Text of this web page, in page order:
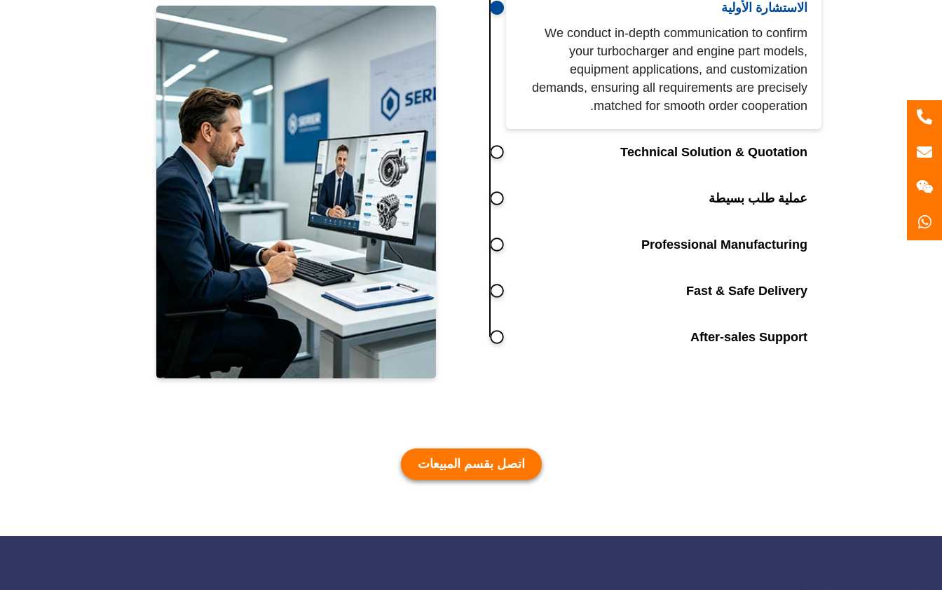
الاستشارة الأولية
We conduct in-depth communication to confirm
your turbocharger and engine part models,
equipment applications, and customization
demands, ensuring all requirements are precisely
matched for smooth order cooperation.
Technical Solution & Quotation
عملية طلب بسيطة
Professional Manufacturing
Fast & Safe Delivery
After-sales Support
اتصل بقسم المبيعات
gzlh2022@gmail.com